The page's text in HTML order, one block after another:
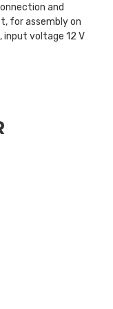
and
for assembly on
input voltage 12 V